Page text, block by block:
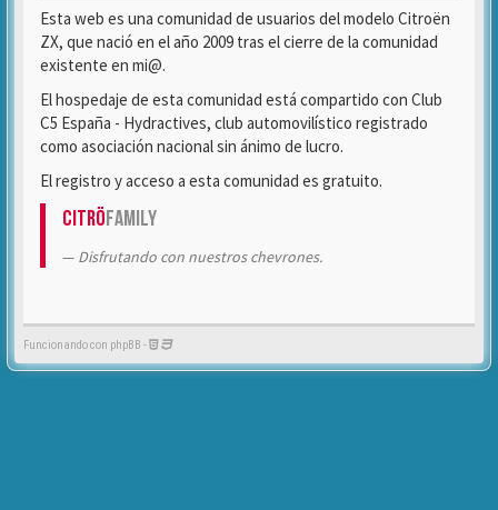
Esta web es una comunidad de usuarios del modelo Citroën
ZX, que nació en el año 2009 tras el cierre de la comunidad
existente en mi@.
El hospedaje de esta comunidad está compartido con Club
C5 España - Hydractives, club automovilístico registrado
como asociación nacional sin ánimo de lucro.
El registro y acceso a esta comunidad es gratuito.
CitröFamily
Disfrutando con nuestros chevrones.
Funcionando con phpBB -